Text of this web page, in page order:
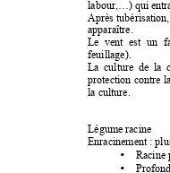
labour,…) qui
Après tubérisation,
apparaître.
Le
vent est un
feuillage).
La culture de la
protection contre la
la culture.
Légume racine
Enracinement :
• Racine
•